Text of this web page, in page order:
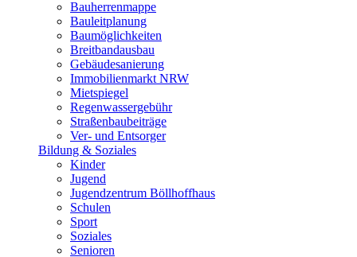
Bauherrenmappe
Bauleitplanung
Baumöglichkeiten
Breitbandausbau
Gebäudesanierung
Immobilienmarkt NRW
Mietspiegel
Regenwassergebühr
Straßenbaubeiträge
Ver- und Entsorger
Bildung & Soziales
Kinder
Jugend
Jugendzentrum Böllhoffhaus
Schulen
Sport
Soziales
Senioren